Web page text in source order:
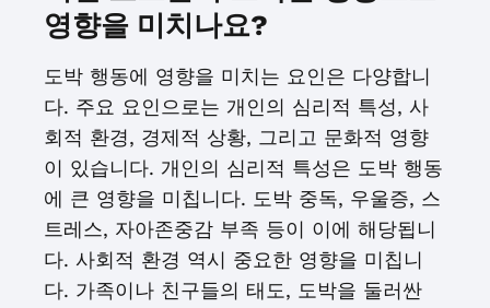
영향을 미치나요?
도박 행동에 영향을 미치는 요인은 다양합니
다. 주요 요인으로는 개인의 심리적 특성, 사
회적 환경, 경제적 상황, 그리고 문화적 영향
이 있습니다. 개인의 심리적 특성은 도박 행동
에 큰 영향을 미칩니다. 도박 중독, 우울증, 스
트레스, 자아존중감 부족 등이 이에 해당됩니
다. 사회적 환경 역시 중요한 영향을 미칩니
다. 가족이나 친구들의 태도, 도박을 둘러싼